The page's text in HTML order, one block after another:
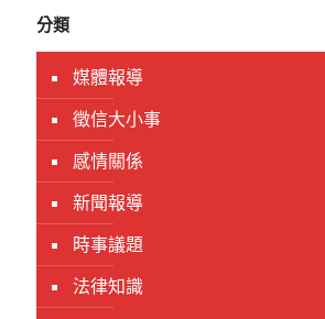
分類
媒體報導
徵信大小事
感情關係
新聞報導
時事議題
法律知識